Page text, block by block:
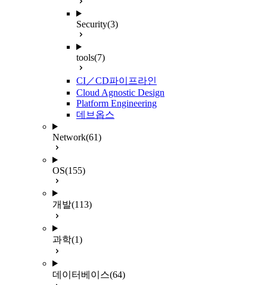
Security(3)
tools(7)
CI／CD파이프라인
Cloud Agnostic Design
Platform Engineering
데브옵스
Network(61)
OS(155)
개발(113)
과학(1)
데이터베이스(64)